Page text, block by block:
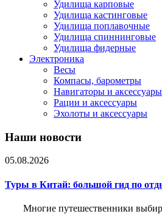
Удилища карповые
Удилища кастинговые
Удилища поплавочные
Удилища спиннинговые
Удилища фидерные
Электроника
Весы
Компасы, барометры
Навигаторы и аксессуары
Рации и аксессуары
Эхолоты и аксессуары
Наши новости
05.08.2026
Туры в Китай: большой гид по
Многие путешественники